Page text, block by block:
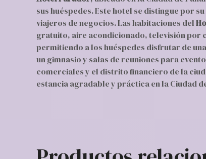
sus huéspedes. Este hotel se distingue por
viajeros de negocios. Las habitaciones del
gratuito, aire acondicionado, televisión por
permitiendo a los huéspedes disfrutar de
un gimnasio y salas de reuniones para
comerciales y el distrito financiero de la
estancia agradable y práctica en la Ciudad